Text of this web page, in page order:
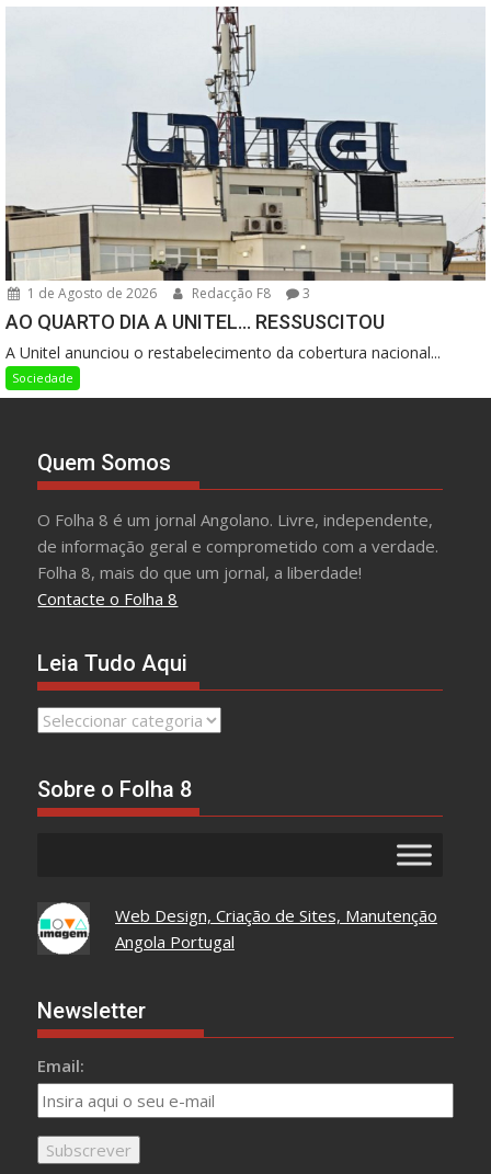
1 de Agosto de 2026 Redacção F8 3
AO QUARTO DIA A UNITEL… RESSUSCITOU
A Unitel anunciou o restabelecimento da cobertura nacional...
Sociedade
Quem Somos
O Folha 8 é um jornal Angolano. Livre, independente,
de informação geral e comprometido com a verdade.
Folha 8, mais do que um jornal, a liberdade!
Contacte o Folha 8
Leia Tudo Aqui
Leia
Sobre o Folha 8
Web Design, Criação de Sites, Manutenção
Angola Portugal
Newsletter
Email: